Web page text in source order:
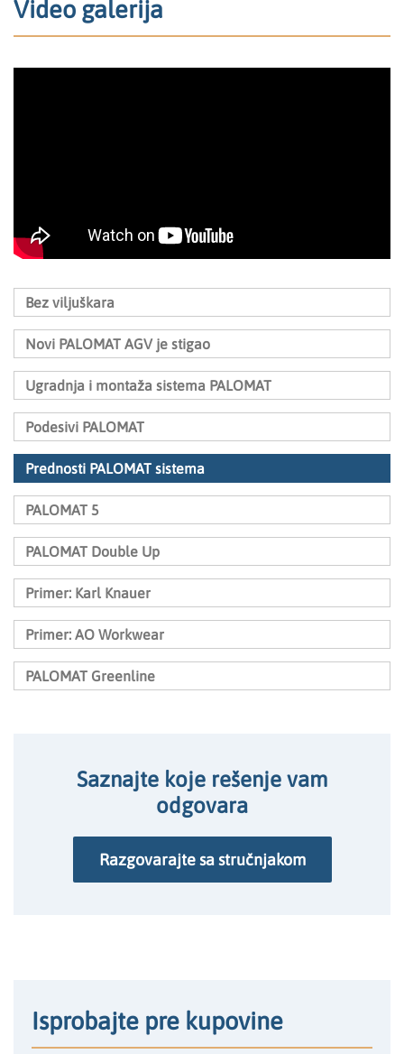
Video galerija
Bez viljuškara
Novi PALOMAT AGV je stigao
Ugradnja i montaža sistema PALOMAT
Podesivi PALOMAT
Prednosti PALOMAT sistema
PALOMAT 5
PALOMAT Double Up
Primer: Karl Knauer
Primer: AO Workwear
PALOMAT Greenline
Saznajte koje rešenje vam
odgovara
Razgovarajte sa stručnjakom
Isprobajte pre kupovine